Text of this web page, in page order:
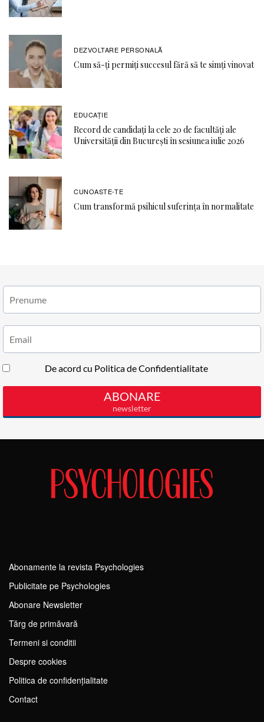
DEZVOLTARE PERSONALĂ
Cum să-ți permiți succesul fără să te simți vinovat
EDUCAŢIE
Record de candidați la cele 20 de facultăți ale
Universității din București în sesiunea iulie 2026
CUNOASTE-TE
Cum transformă psihicul suferința în normalitate
Abonamente la revista Psychologies
Publicitate pe Psychologies
Abonare Newsletter
Tărg de primăvară
Termeni si conditii
Despre cookies
Politica de confidențialitate
Contact